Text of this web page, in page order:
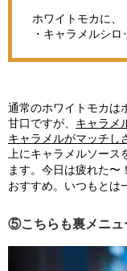
ホワイトモカに、
・キャラメルシロ
通常のホワイトモカは
甘口ですが、 キャラメ
キャラメルがマッチし
上にキャラメルソース
ます。今日は疲れた〜
おすすめ。いつもと
⑤こちらも裏メニュ